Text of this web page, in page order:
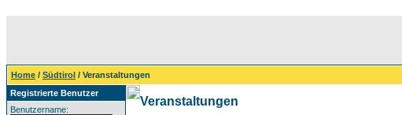
Home / Südtirol / Veranstaltungen
Registrierte Benutzer
Benutzername:
Veranstaltungen